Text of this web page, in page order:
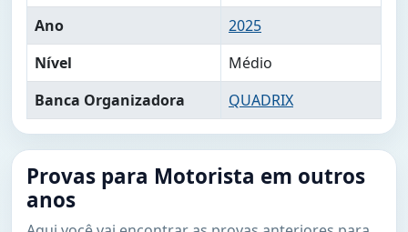
Ano
2025
Nível
Médio
Banca Organizadora
QUADRIX
Provas para Motorista em outros
anos